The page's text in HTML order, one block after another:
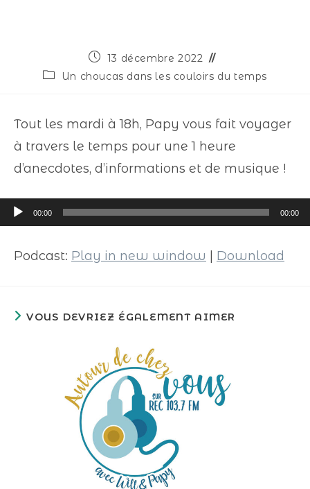
13 décembre 2022
Un choucas dans les couloirs du temps
Tout les mardi à 18h, Papy vous fait voyager
à travers le temps pour une 1 heure
d’anecdotes, d’informations et de musique !
Lecteur
audio
00:00 00:00
Podcast: Play in new window Download
VOUS DEVRIEZ ÉGALEMENT AIMER